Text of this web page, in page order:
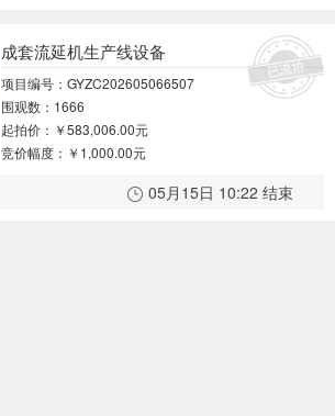
成套流延机生产线设备
项目编号：GYZC202605066507
围观数：1666
起拍价： ￥583,006.00元
竞价幅度： ￥1,000.00元
05月15日 10:22 结束